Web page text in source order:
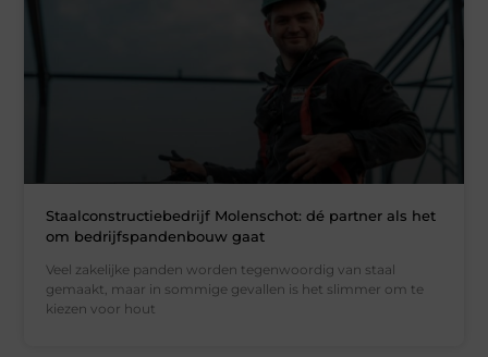
Staalconstructiebedrijf Molenschot: dé partner als het
om bedrijfspandenbouw gaat
Veel zakelijke panden worden tegenwoordig van staal
gemaakt, maar in sommige gevallen is het slimmer om te
kiezen voor hout